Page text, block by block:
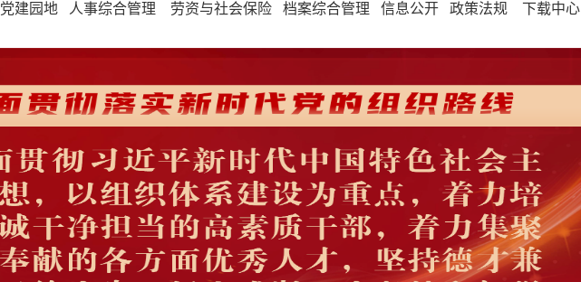
党建园地 人事综合管理 劳资与社会保险 档案综合管理 信息公开 政策法规 下载中心